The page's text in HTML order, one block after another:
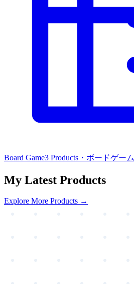
Board Game3 Products・ ボードゲーム
My Latest Products
Explore More Products →